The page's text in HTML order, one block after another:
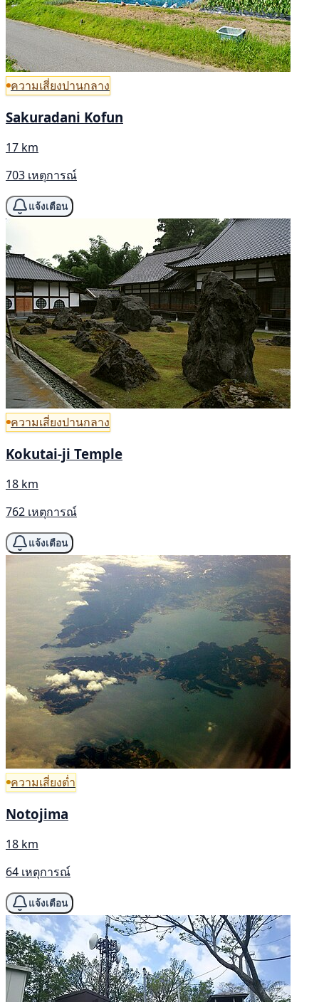
ความเสี่ยงปานกลาง
Sakuradani Kofun
17 km
703 เหตุการณ์
แจ้งเตือน
ความเสี่ยงปานกลาง
Kokutai-ji Temple
18 km
762 เหตุการณ์
แจ้งเตือน
ความเสี่ยงต่ำ
Notojima
18 km
64 เหตุการณ์
แจ้งเตือน